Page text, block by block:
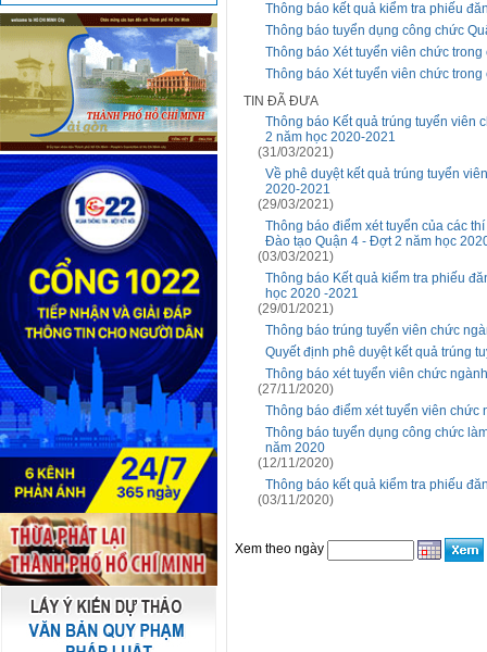
Thông báo kết quả kiểm tra phiếu
Thông báo tuyển dụng công chức
Thông báo Xét tuyển viên chức
Thông báo Xét tuyển viên chức
TIN ĐÃ ĐƯA
Thông báo Kết quả trúng tuyển viên
2 năm học 2020-2021
(31/03/2021)
Về phê duyệt kết quả trúng tuyển
2020-2021
(29/03/2021)
Thông báo điểm xét tuyển của các
Đào tạo Quận 4 - Đợt 2 năm học
(03/03/2021)
Thông báo Kết quả kiểm tra phiếu
học 2020 -2021
(29/01/2021)
Thông báo trúng tuyển viên chức
Quyết định phê duyệt kết quả trúng
Thông báo xét tuyển viên chức
(27/11/2020)
Thông báo điểm xét tuyển viên chức
Thông báo tuyển dụng công chức
năm 2020
(12/11/2020)
Thông báo kết quả kiểm tra phiếu
(03/11/2020)
Xem theo ngày